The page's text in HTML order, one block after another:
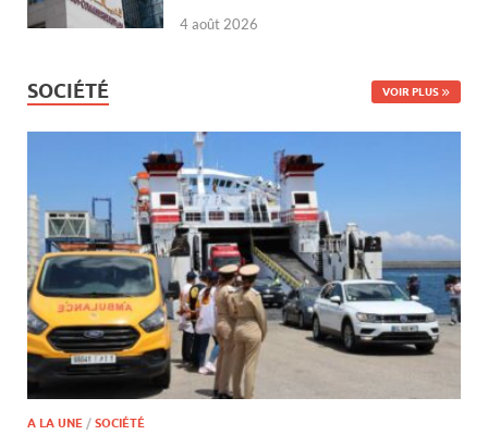
4 août 2026
SOCIÉTÉ VOIR PLUS
A LA UNE / SOCIÉTÉ